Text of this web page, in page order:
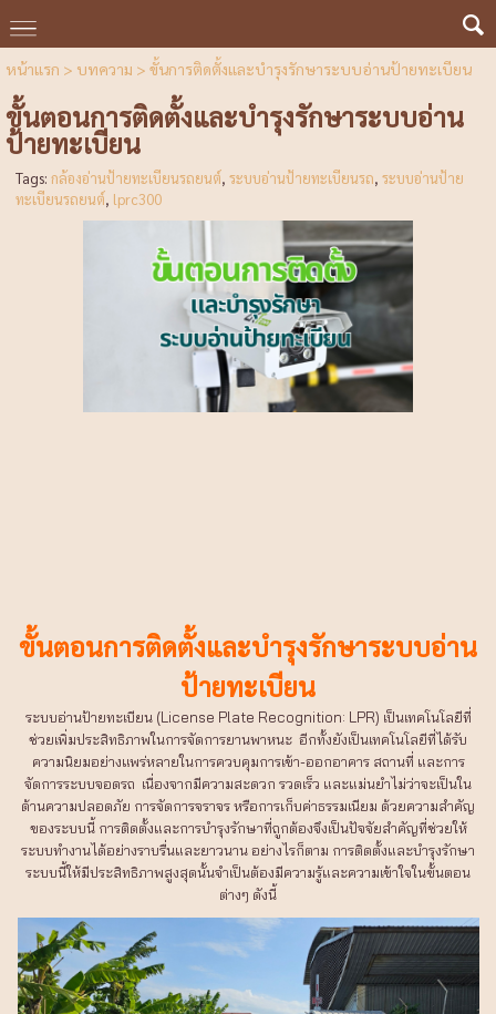
หน้าแรก > บทความ > ขั้นการติดตั้งและบำรุงรักษาระบบอ่านป้ายทะเบียน
ขั้นตอนการติดตั้งและบำรุงรักษาระบบอ่าน
ป้ายทะเบียน
Tags: กล้องอ่านป้ายทะเบียนรถยนต์, ระบบอ่านป้ายทะเบียนรถ, ระบบอ่านป้าย
ทะเบียนรถยนต์, lprc300
ขั้นตอนการติดตั้งและบำรุงรักษาระบบอ่าน
ป้ายทะเบียน
ระบบอ่านป้ายทะเบียน (License Plate Recognition: LPR) เป็นเทคโนโลยีที่
ช่วยเพิ่มประสิทธิภาพในการจัดการยานพาหนะ อีกทั้งยังเป็นเทคโนโลยีที่ได้รับ
ความนิยมอย่างแพร่หลายในการควบคุมการเข้า-ออกอาคาร สถานที่ และการ
จัดการระบบจอดรถ เนื่องจากมีความสะดวก รวดเร็ว และแม่นยำไม่ว่าจะเป็นใน
ด้านความปลอดภัย การจัดการจราจร หรือการเก็บค่าธรรมเนียม ด้วยความสำคัญ
ของระบบนี้ การติดตั้งและการบำรุงรักษาที่ถูกต้องจึงเป็นปัจจัยสำคัญที่ช่วยให้
ระบบทำงานได้อย่างราบรื่นและยาวนาน อย่างไรก็ตาม การติดตั้งและบำรุงรักษา
ระบบนี้ให้มีประสิทธิภาพสูงสุดนั้นจำเป็นต้องมีความรู้และความเข้าใจในขั้นตอน
ต่างๆ ดังนี้